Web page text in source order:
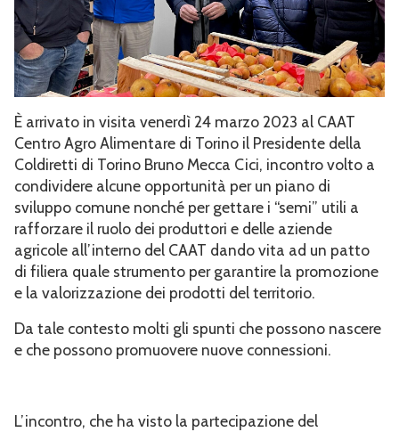
È arrivato in visita venerdì 24 marzo 2023 al CAAT
Centro Agro Alimentare di Torino il Presidente della
Coldiretti di Torino Bruno Mecca Cici, incontro volto a
condividere alcune opportunità per un piano di
sviluppo comune nonché per gettare i “semi” utili a
rafforzare il ruolo dei produttori e delle aziende
agricole all’interno del CAAT dando vita ad un patto
di filiera quale strumento per garantire la promozione
e la valorizzazione dei prodotti del territorio.
Da tale contesto molti gli spunti che possono nascere
e che possono promuovere nuove connessioni.
L’incontro, che ha visto la partecipazione del